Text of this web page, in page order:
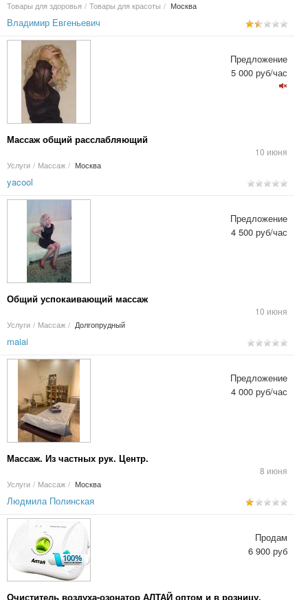
Товары для здоровья / Товары для красоты / Москва
Владимир Евгеньевич
Массаж общий расслабляющий
10 июня
Услуги / Массаж / Москва
Предложение
5 000 руб/час
yacool
Общий успокаивающий массаж
10 июня
Услуги / Массаж / Долгопрудный
Предложение
4 500 руб/час
maiai
Массаж. Из частных рук. Центр.
8 июня
Услуги / Массаж / Москва
Предложение
4 000 руб/час
Людмила Полинская
Очиститель воздуха-озонатор АЛТАЙ оптом и в розницу.
Продам
6 900 руб